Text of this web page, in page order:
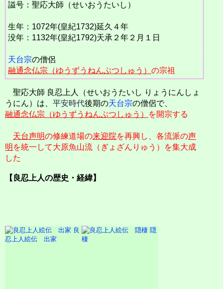
謚号：聖応大師（せいおうたいし）
生年：1072年(皇紀1732)延久４年
没年：1132年(皇紀1792)天承２年２月１日
天台宗の僧侶
融通念仏宗（ゆうずうねんぶつしゅう） の宗祖
聖応大師 良忍上人（せいおうたいし りょうにんしょ
うにん）は、 平安時代後期の天台宗の僧侶で、
融通念仏宗（ゆうずうねんぶつしゅう）
を開宗する
天台声明の修練道場の来迎院を再興し、各流派の声
明 を統一して大原魚山流（ぎょざんりゅう）を集大成
した
【良忍上人の歴史・経緯】
良
忍上人絵伝 出家
隠
棲